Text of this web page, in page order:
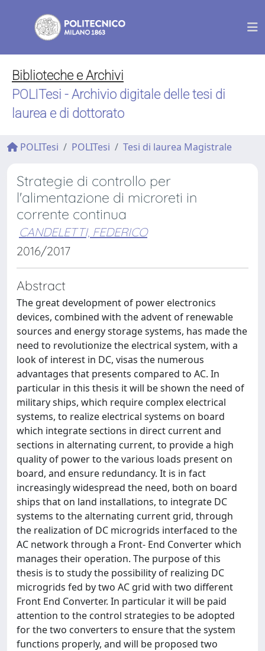
Biblioteche e Archivi
POLITesi - Archivio digitale delle tesi di
laurea e di dottorato
POLITesi POLITesi Tesi di laurea Magistrale
Strategie di controllo per
l'alimentazione di microreti in
corrente continua
CANDELETTI, FEDERICO
2016/2017
Abstract
The great development of power electronics
devices, combined with the advent of renewable
sources and energy storage systems, has made the
need to revolutionize the electrical system, with a
look of interest in DC, visas the numerous
advantages that presents compared to AC. In
particular in this thesis it will be shown the need of
military ships, which require complex electrical
systems, to realize electrical systems on board
which integrate sections in direct current and
sections in alternating current, to provide a high
quality of power to the various loads present on
board, and ensure redundancy. It is in fact
increasingly widespread the need, both on board
ships that on land installations, to integrate DC
systems to the alternating current grid, through
the realization of DC microgrids interfaced to the
AC network through a Front- End Converter which
manages their operation. The purpose of this
thesis is to study the possibility of realizing DC
microgrids fed by two AC grid with two different
Front End Converter. In particular it will be paid
attention to the control strategies to be adopted
for the two converters to ensure that the system
functions properly, and will be proposed two